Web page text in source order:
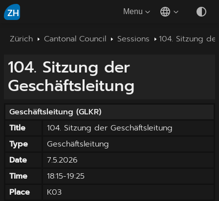
ZH Menu
Zürich Cantonal Council Sessions 104. Sitzung
104. Sitzung der
Geschäftsleitung
Geschäftsleitung (GLKR)
Title
104. Sitzung der Geschäftsleitung
Type
Geschäftsleitung
Date
7.5.2026
Time
18:15-19:25
Place
K03